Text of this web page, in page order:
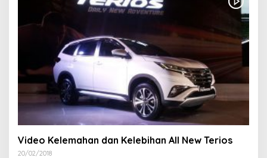
Video Kelemahan dan Kelebihan All New Terios
20/02/2018